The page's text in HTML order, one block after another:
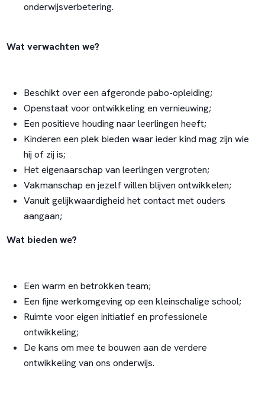
onderwijsverbetering.
Wat verwachten we?
Beschikt over een afgeronde pabo-opleiding;
Openstaat voor ontwikkeling en vernieuwing;
Een positieve houding naar leerlingen heeft;
Kinderen een plek bieden waar ieder kind mag zijn wie
hij of zij is;
Het eigenaarschap van leerlingen vergroten;
Vakmanschap en jezelf willen blijven ontwikkelen;
Vanuit gelijkwaardigheid het contact met ouders
aangaan;
Wat bieden we?
Een warm en betrokken team;
Een fijne werkomgeving op een kleinschalige school;
Ruimte voor eigen initiatief en professionele
ontwikkeling;
De kans om mee te bouwen aan de verdere
ontwikkeling van ons onderwijs.